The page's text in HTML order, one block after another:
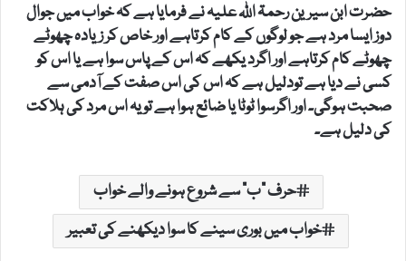
حضرت ابن سیرین رحمۃ اللہ علیہ نے فرمایا ہے کہ خواب میں جوال
دوز ایسا مرد ہے جو لوگوں کے کام کرتاہے اور خاص کر زیادہ چھوٹے
چھوٹے کام کرتاہے اور اگرد یکھے کہ اس کے پاس سوا ہے یا اس کو
کسی نے دیا ہے تودلیل ہے کہ اس کی اس صفت کے آدمی سے
صحبت ہوگی۔ اور اگرسوا ٹوٹا یا ضائع ہوا ہے تو یہ اس مرد کی ہلاکت
کی دلیل ہے۔
حرف "ب" سے شروع ہونے والے خواب
خواب میں بوری سینے کا سوا دیکھنے کی تعبیر